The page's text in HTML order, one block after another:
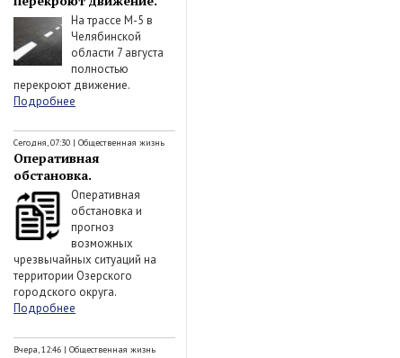
На трассе М-5 в
Челябинской
области 7 августа
полностью
перекроют движение.
Подробнее
Сегодня, 07:30 | Общественная жизнь
Оперативная
обстановка.
Оперативная
обстановка и
прогноз
возможных
чрезвычайных ситуаций на
территории Озерского
городского округа.
Подробнее
Вчера, 12:46 | Общественная жизнь